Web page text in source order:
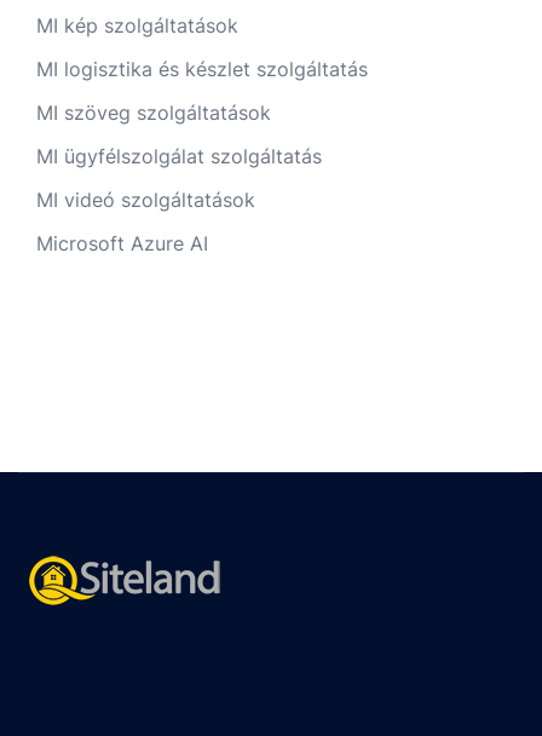
MI kép szolgáltatások
MI logisztika és készlet szolgáltatás
MI szöveg szolgáltatások
MI ügyfélszolgálat szolgáltatás
MI videó szolgáltatások
Microsoft Azure AI